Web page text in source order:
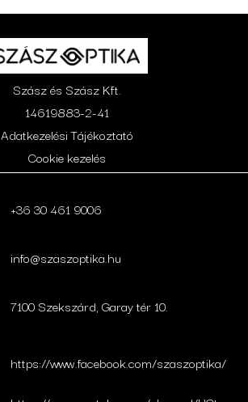
Szász és Szász Kft.
14619883-2-41
Adatkezelési Tájékoztató
Cookie kezelés
+36 30 461 9006
info@szaszoptika.hu
7100 Szekszárd, Garay tér 10.
https://www.facebook.com/szaszoptika/